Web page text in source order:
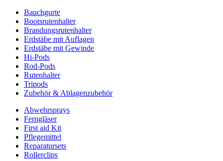
Bauchgurte
Bootsrutenhalter
Brandungsrutenhalter
Erdstäbe mit Auflagen
Erdstäbe mit Gewinde
Hi-Pods
Rod-Pods
Rutenhalter
Tripods
Zubehör & Ablagenzubehör
Abwehrsprays
Ferngläser
First aid Kit
Pflegemittel
Reparatursets
Rollerclips